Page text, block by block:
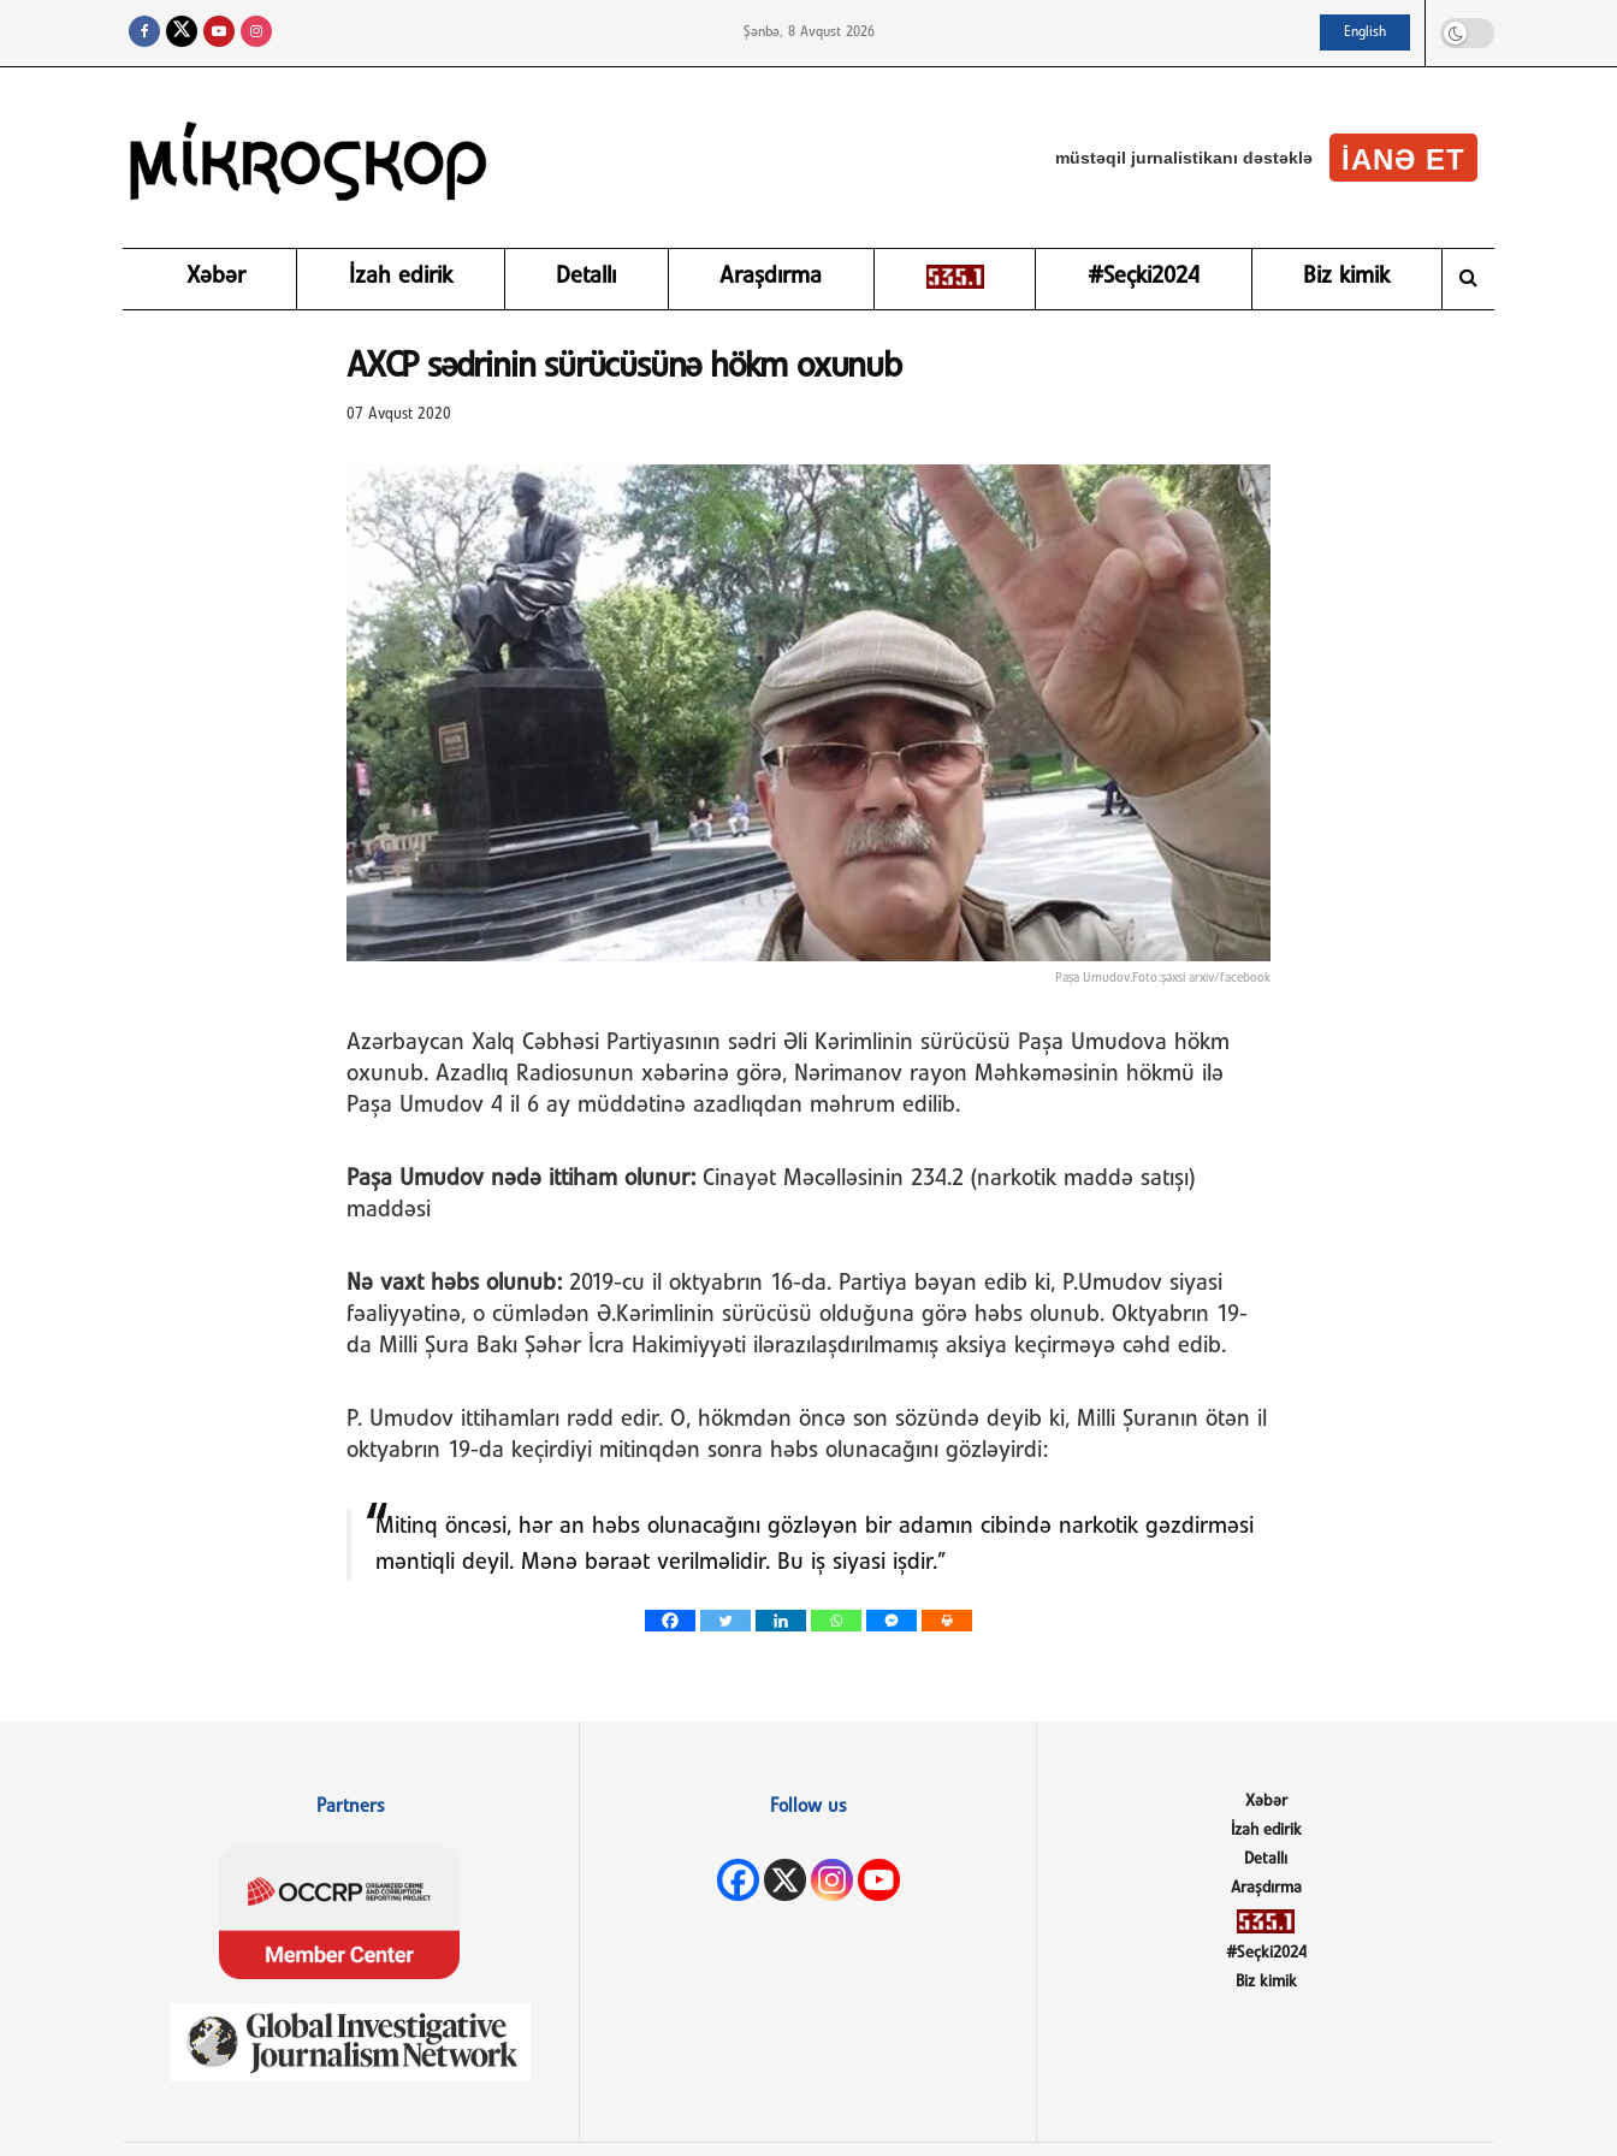
Şənbə, 8 Avqust 2026 English
müstəqil jurnalistikanı dəstəklə IANƏ ET
Xəbər İzah edirik Detallı Araşdırma #Seçki2024 Biz kimik
AXCP sədrinin sürücüsünə hökm oxunub
07 Avqust 2020
Paşa Umudov.Foto:şəxsi arxiv/facebook
Azərbaycan Xalq Cəbhəsi Partiyasının sədri Əli Kərimlinin sürücüsü Paşa Umudova hökm
oxunub. Azadlıq Radiosunun xəbərinə görə, Nərimanov rayon Məhkəməsinin hökmü ilə
Paşa Umudov 4 il 6 ay müddətinə azadlıqdan məhrum edilib.
Paşa Umudov nədə ittiham olunur: Cinayət Məcəlləsinin 234.2 (narkotik maddə satışı)
maddəsi
Nə vaxt həbs olunub: 2019-cu il oktyabrın 16-da. Partiya bəyan edib ki, P.Umudov siyasi
fəaliyyətinə, o cümlədən Ə.Kərimlinin sürücüsü olduğuna görə həbs olunub. Oktyabrın 19-
da Milli Şura Bakı Şəhər İcra Hakimiyyəti ilərazılaşdırılmamış aksiya keçirməyə cəhd edib.
P. Umudov ittihamları rədd edir. O, hökmdən öncə son sözündə deyib ki, Milli Şuranın ötən il
oktyabrın 19-da keçirdiyi mitinqdən sonra həbs olunacağını gözləyirdi:
Mitinq öncəsi, hər an həbs olunacağını gözləyən bir adamın cibində narkotik gəzdirməsi
məntiqli deyil. Mənə bəraət verilməlidir. Bu iş siyasi işdir.”
Partners Follow us
Xəbər
İzah edirik
Detallı
Araşdırma
#Seçki2024
Biz kimik